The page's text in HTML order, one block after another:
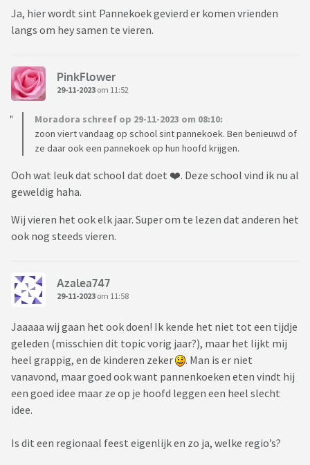
Ja, hier wordt sint Pannekoek gevierd er komen vrienden
langs om hey samen te vieren.
PinkFlower
29-11-2023 om 11:52
Moradora schreef op 29-11-2023 om 08:10:
zoon viert vandaag op school sint pannekoek. Ben benieuwd of
ze daar ook een pannekoek op hun hoofd krijgen.
Ooh wat leuk dat school dat doet ❤️. Deze school vind ik nu al
geweldig haha.
Wij vieren het ook elk jaar. Super om te lezen dat anderen het
ook nog steeds vieren.
Azalea747
29-11-2023 om 11:58
Jaaaaa wij gaan het ook doen! Ik kende het niet tot een tijdje
geleden (misschien dit topic vorig jaar?), maar het lijkt mij
heel grappig, en de kinderen zeker
. Man is er niet
vanavond, maar goed ook want pannenkoeken eten vindt hij
een goed idee maar ze op je hoofd leggen een heel slecht
idee.
Is dit een regionaal feest eigenlijk en zo ja, welke regio’s?